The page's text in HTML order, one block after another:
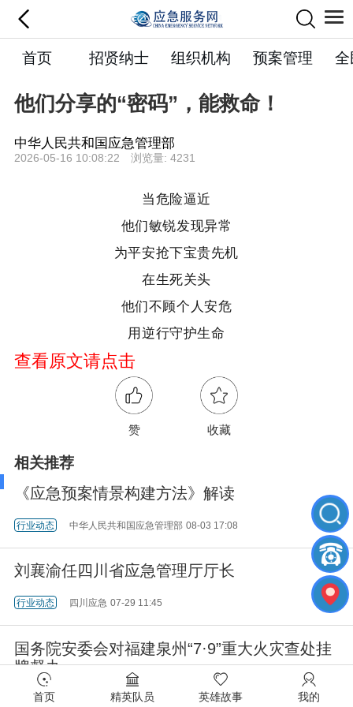
首页 招贤纳士 组织机构 预案管理
他们分享的“密码”，能救命！
中华人民共和国应急管理部
2026-05-16 10:08:22 浏览量: 4231
当危险逼近
他们敏锐发现异常
为平安抢下宝贵先机
在生死关头
他们不顾个人安危
用逆行守护生命
查看原文请点击
赞 收藏
相关推荐
《应急预案情景构建方法》解读
行业动态 中华人民共和国应急管理部 08-03 17:08
刘襄渝任四川省应急管理厅厅长
行业动态 四川应急 07-29 11:45
国务院安委会对福建泉州“7·9”重大火灾查处挂
牌督办
行业动态 中华人民共和国应急管理部 07-13 19:47
首页 精英队员 英雄故事 我的